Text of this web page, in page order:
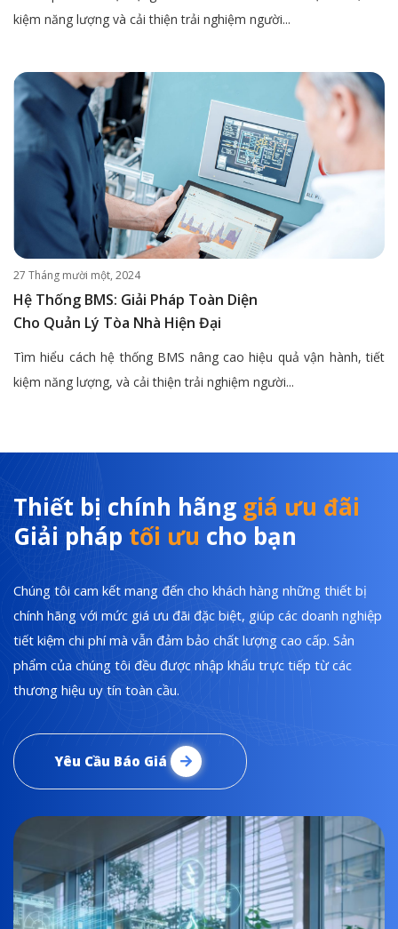
kiệm năng lượng và cải thiện trải nghiệm người...
27 Tháng mười một, 2024
Hệ Thống BMS: Giải Pháp Toàn Diện
Cho Quản Lý Tòa Nhà Hiện Đại
Tìm hiểu cách hệ thống BMS nâng cao hiệu quả vận hành, tiết
kiệm năng lượng, và cải thiện trải nghiệm người...
Thiết bị chính hãng giá ưu đãi
Giải pháp tối ưu cho bạn
Chúng tôi cam kết mang đến cho khách hàng những thiết bị
chính hãng với mức giá ưu đãi đặc biệt, giúp các doanh nghiệp
tiết kiệm chi phí mà vẫn đảm bảo chất lượng cao cấp. Sản
phẩm của chúng tôi đều được nhập khẩu trực tiếp từ các
thương hiệu uy tín toàn cầu.
Yêu Cầu Báo Giá